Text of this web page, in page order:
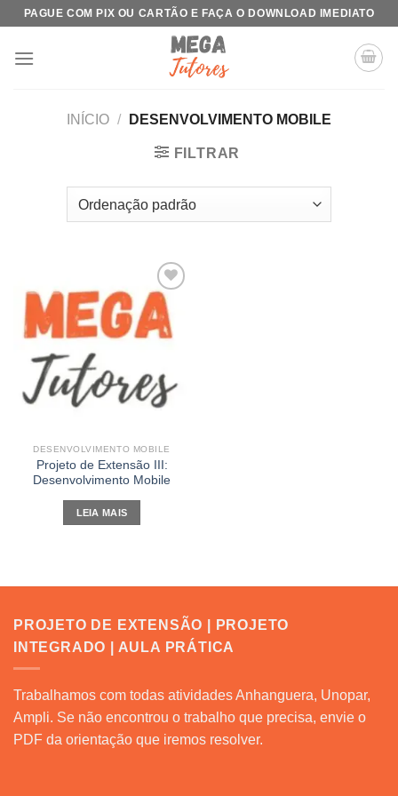
Skip
content
PAGUE COM PIX OU CARTÃO E FAÇA O DOWNLOAD IMEDIATO
INÍCIO / DESENVOLVIMENTO MOBILE
FILTRAR
Add to
DESENVOLVIMENTO MOBILE
Projeto de Extensão III:
Desenvolvimento Mobile
LEIA MAIS
PROJETO DE EXTENSÃO | PROJETO
INTEGRADO | AULA PRÁTICA
Trabalhamos com todas atividades Anhanguera, Unopar,
Ampli. Se não encontrou o trabalho que precisa, envie o
PDF da orientação que iremos resolver.